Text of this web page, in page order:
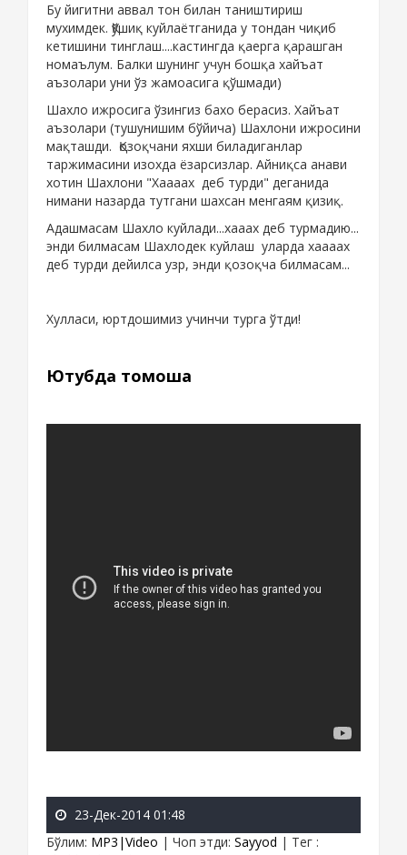
Бу йигитни аввал тон билан таништириш
мухимдек. Қўшиқ куйлаётганида у тондан чиқиб
кетишини тинглаш....кастингда қаерга қарашган
номаълум. Балки шунинг учун бошқа хайъат
аъзолари уни ўз жамоасига қўшмади)
Шахло ижросига ўзингиз бахо берасиз. Хайъат
аъзолари (тушунишим бўйича) Шахлони ижросини
мақташди. Қозоқчани яхши биладиганлар
таржимасини изохда ёзарсизлар. Айниқса анави
хотин Шахлони "Хаааах деб турди" деганида
нимани назарда тутгани шахсан менгаям қизиқ.
Адашмасам Шахло куйлади...хааах деб турмадию...
энди билмасам Шахлодек куйлаш уларда хаааах
деб турди дейилса узр, энди қозоқча билмасам...
Хулласи, юртдошимиз учинчи турга ўтди!
Ютубда томоша
23-Дек-2014 01:48
Бўлим: MP3|Video | Чоп этди: Sayyod | Тег :